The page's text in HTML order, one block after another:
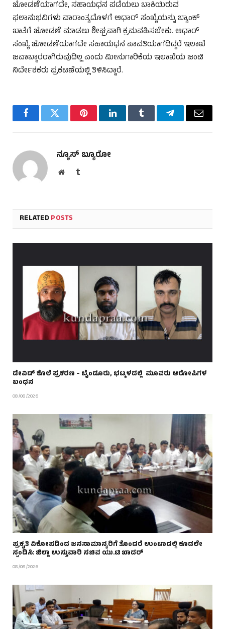
ಜೋಡಣೆಯಾಗದೇ, ಸಹಾಯಧನ ಪಡೆಯಲು ಬಾಕಿಯಿರುವ
ಫಲಾನುಭವಿಗಳು ವಾರಾಂತ್ಯದೊಳಗೆ ಆಧಾರ್ ಸಂಖ್ಯೆಯನ್ನು ಬ್ಯಾಂಕ್
ಖಾತೆಗೆ ಜೋಡಣೆ ಮಾಡಲು ಶೀಘ್ರವಾಗಿ ಕ್ರಮವಹಿಸಬೇಕು. ಆಧಾರ್
ಸಂಖ್ಯೆ ಜೋಡಣೆಯಾಗದೇ ಸಹಾಯಧನ ಪಾವತಿಯಾಗದಿದ್ದರೆ ಇಲಾಖೆ
ಜವಾಬ್ದಾರರಾಗಿರುವುದಿಲ್ಲ ಎಂದು ಮೀನುಗಾರಿಕೆಯ ಇಲಾಖೆಯ ಜಂಟಿ
ನಿರ್ದೇಶಕರು ಪ್ರಕಟಣೆಯಲ್ಲಿ ತಿಳಿಸಿದ್ದಾರೆ.
FacebookTwitter PinterestLinkedInTumblr TelegramEmail
ನ್ಯೂಸ್ ಬ್ಯೂರೋ
WebsiteTumblr
RELATEDPOSTS
ಡೇವಿಡ್ ಕೊಲೆ ಪ್ರಕರಣ – ಬೈಂದೂರು, ಭಟ್ಕಳದಲ್ಲಿ ಮೂವರು ಆರೋಪಿಗಳ
ಬಂಧನ
08/08/2026
ಪ್ರಕೃತಿ ವಿಕೋಪದಿಂದ ಜನಸಾಮಾನ್ಯರಿಗೆ ತೊಂದರೆ ಉಂಟಾದಲ್ಲಿ ಕೂಡಲೇ
ಸ್ಪಂದಿಸಿ: ಜಿಲ್ಲಾ ಉಸ್ತುವಾರಿ ಸಚಿವ ಯು.ಟಿ ಖಾದರ್
08/08/2026